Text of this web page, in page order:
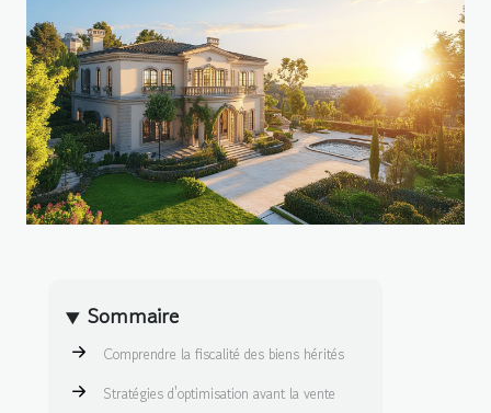
Sommaire
Comprendre la fiscalité des biens hérités
Stratégies d'optimisation avant la vente